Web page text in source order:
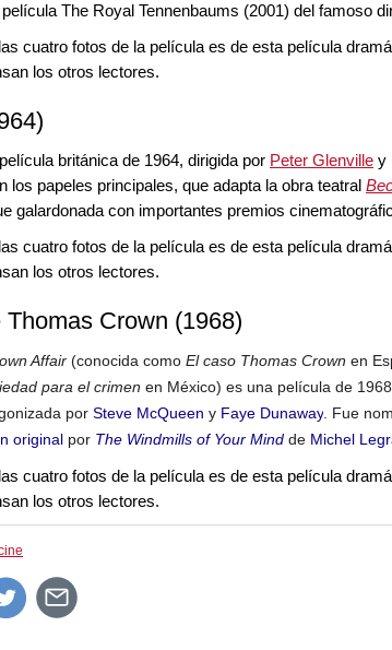
The Royal Tennenbaums (2001) del famoso
cuatro fotos de la película es de esta película
los otros lectores.
británica de 1964, dirigida por Peter Glenville y
los papeles principales, que adapta la obra teatral
galardonada con importantes premios
cuatro fotos de la película es de esta película
los otros lectores.
Crown (1968)
Affair (conocida como El caso Thomas Crown en
para el crimen en México) es una película de
por Steve McQueen y Faye Dunaway. Fue
original por The Windmills of Your Mind de Michel
cuatro fotos de la película es de esta película
los otros lectores.